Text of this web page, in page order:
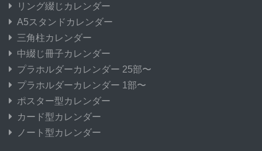
リング綴じカレンダー
A5スタンドカレンダー
三角柱カレンダー
中綴じ冊子カレンダー
プラホルダーカレンダー 25部〜
プラホルダーカレンダー 1部〜
ポスター型カレンダー
カード型カレンダー
ノート型カレンダー